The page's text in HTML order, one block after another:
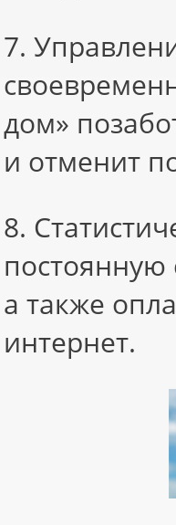
7.
дом»
и отменит
8.
постоянную
а также
интернет.